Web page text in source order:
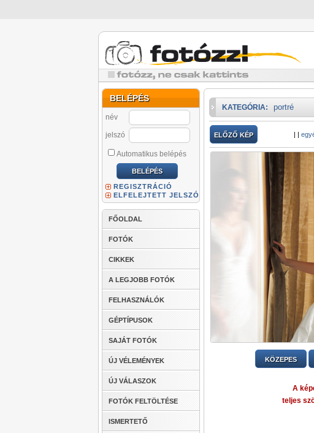
BELÉPÉS
név
jelszó
Automatikus belépés
REGISZTRÁCIÓ
ELFELEJTETT JELSZÓ
FŐOLDAL
FOTÓK
CIKKEK
A LEGJOBB FOTÓK
FELHASZNÁLÓK
GÉPTÍPUSOK
SAJÁT FOTÓK
ÚJ VÉLEMÉNYEK
ÚJ VÁLASZOK
FOTÓK FELTÖLTÉSE
ISMERTETŐ
KATEGÓRIA: portré
ELŐZŐ KÉP | |
KÖZEPES
A
teljes